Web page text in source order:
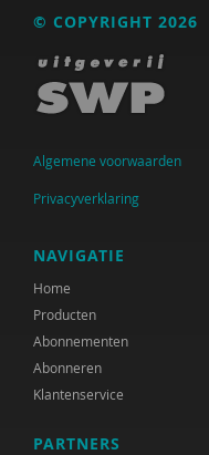
© COPYRIGHT 2026
Algemene voorwaarden
Privacyverklaring
NAVIGATIE
Home
Producten
Abonnementen
Abonneren
Klantenservice
PARTNERS